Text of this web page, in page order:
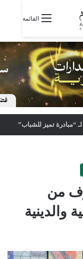
القائمة
“مبادرة تميز للشباب”
من
والدينية